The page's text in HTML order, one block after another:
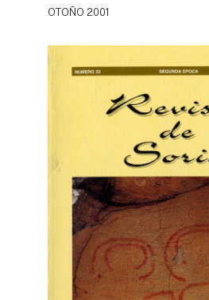
OTOÑO 2001